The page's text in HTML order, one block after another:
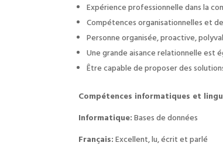
Expérience professionnelle dans la
Compétences organisationnelles et
Personne organisée, proactive,
Une grande aisance relationnelle est
Être capable de proposer des
Compétences informatiques et
Informatique:Bases de données
Français:Excellent, lu, écrit et parlé